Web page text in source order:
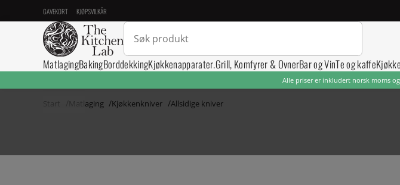
GAVEKORT KJØPSVILKÅR
MatlagingBakingBorddekkingKjøkkenapparater.Grill, Komfyrer & OvnerBar og VinTe og kaffe
Alle priser er inkludert norsk moms
Start Matlaging Kjøkkenkniver Allsidige kniver